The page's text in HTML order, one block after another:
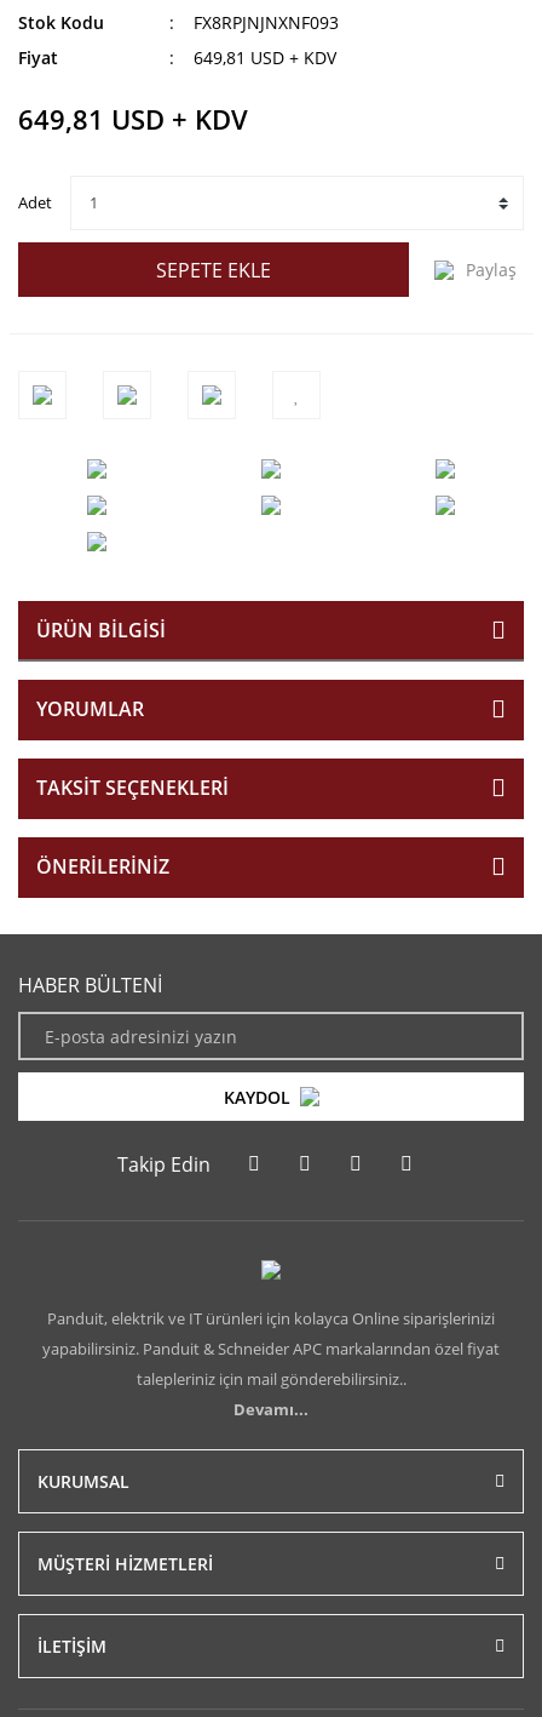
Stok Kodu
FX8RPJNJNXNF093
Fiyat
649,81 USD + KDV
649,81 USD + KDV
Adet
SEPETE EKLE Paylaş
ÜRÜN BILGISI
YORUMLAR
TAKSIT SEÇENEKLERI
ÖNERILERINIZ
HABER BÜLTENİ
KAYDOL
Takip Edin
Panduit, elektrik ve IT ürünleri için kolayca Online siparişlerinizi
yapabilirsiniz. Panduit & Schneider APC markalarından özel fiyat
talepleriniz için mail gönderebilirsiniz..
Devamı...
KURUMSAL
MÜŞTERİ HİZMETLERİ
İLETİŞİM